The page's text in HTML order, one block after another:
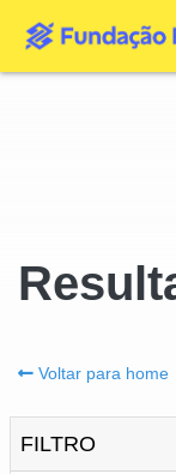
Voltar para home
FILTRO